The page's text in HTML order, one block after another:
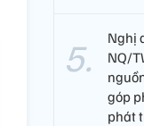
Nghị
NQ/
góp
phát